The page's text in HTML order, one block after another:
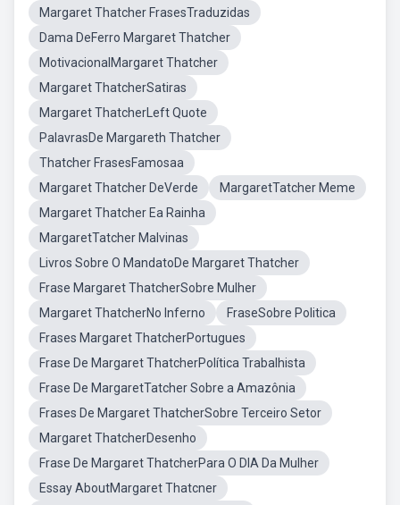
Margaret Thatcher FrasesTraduzidas
Dama DeFerro Margaret Thatcher
MotivacionalMargaret Thatcher
Margaret ThatcherSatiras
Margaret ThatcherLeft Quote
PalavrasDe Margareth Thatcher
Thatcher FrasesFamosaa
Margaret Thatcher DeVerde
MargaretTatcher Meme
Margaret Thatcher Ea Rainha
MargaretTatcher Malvinas
Livros Sobre O MandatoDe Margaret Thatcher
Frase Margaret ThatcherSobre Mulher
Margaret ThatcherNo Inferno
FraseSobre Politica
Frases Margaret ThatcherPortugues
Frase De Margaret ThatcherPolítica Trabalhista
Frase De MargaretTatcher Sobre a Amazônia
Frases De Margaret ThatcherSobre Terceiro Setor
Margaret ThatcherDesenho
Frase De Margaret ThatcherPara O DIA Da Mulher
Essay AboutMargaret Thatcner